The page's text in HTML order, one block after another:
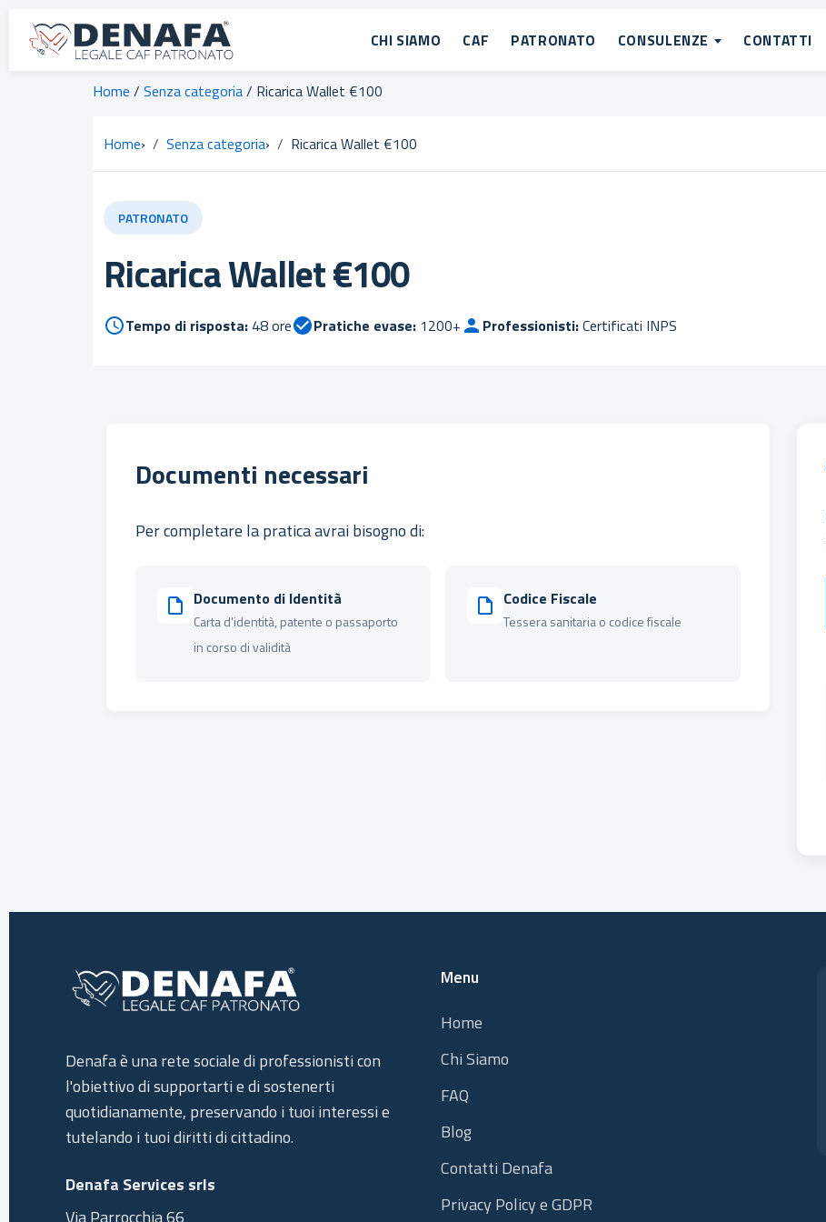
CHI SIAMO CAF PATRONATO CONSULENZE CONTATTI
Home / Senza categoria/ Ricarica Wallet €100
Home› Senza categoria› Ricarica Wallet €100
PATRONATO
Ricarica Wallet €100
Tempo di risposta: 48 ore Pratiche evase: 1200+ Professionisti:Certificati INPS
Documenti necessari
Per completare la pratica avrai bisogno di:
Documento di Identità
Carta d'identità, patente o passaporto
in corso di validità
Codice Fiscale
Tessera sanitaria o codice fiscale
Denafa è una rete sociale di professionisti con
l'obiettivo di supportarti e di sostenerti
quotidianamente, preservando i tuoi interessi e
tutelando i tuoi diritti di cittadino.
Denafa Services srls
Via Parrocchia 66
Menu
Home
Chi Siamo
FAQ
Blog
Contatti Denafa
Privacy Policy e GDPR